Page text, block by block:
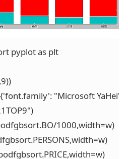
pyplot as plt
"Microsoft YaHei"})
1000,width=w)